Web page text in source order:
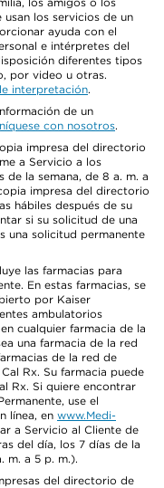
los servicios de un
ayuda con el
e intérpretes del
diferentes tipos
por video u otras.
interpretación.
de un
con nosotros.
impresa del directorio
a Servicio a los
de la semana, de 8 a. m. a
impresa del directorio
hábiles después de su
si su solicitud de una
una solicitud permanente
las farmacias para
En estas farmacias, se
por Kaiser
ambulatorios
cualquier farmacia de la
una farmacia de la red
de la red de
Rx. Su farmacia puede
Rx. Si quiere encontrar
use el
línea, en www.Medi-
a Servicio al Cliente de
del día, los 7 días de la
m. a 5 p. m.).
del directorio de